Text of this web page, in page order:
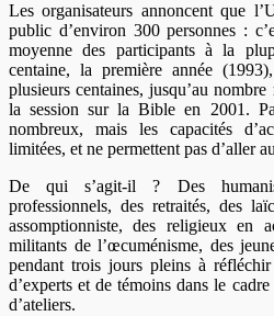
Les organisateurs annoncent que
public d’environ 300 personnes :
moyenne des participants à la
centaine, la première année
plusieurs centaines, jusqu’au
la session sur la Bible en 2001.
nombreux, mais les capacités
limitées, et ne permettent pas d’aller
De qui s’agit-il ? Des
professionnels, des retraités, des
assomptionniste, des religieux en
militants de l’œcuménisme, des
pendant trois jours pleins à
d’experts et de témoins dans le
d’ateliers.